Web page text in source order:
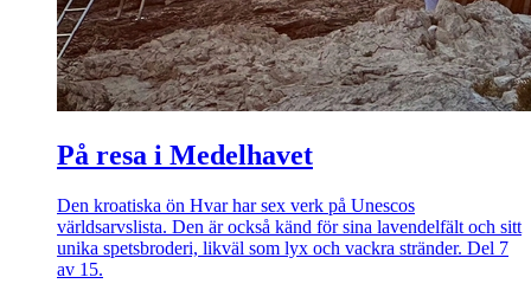
På resa i Medelhavet
Den kroatiska ön Hvar har sex verk på Unescos
världsarvslista. Den är också känd för sina lavendelfält och sitt
unika spetsbroderi, likväl som lyx och vackra stränder. Del 7
av 15.